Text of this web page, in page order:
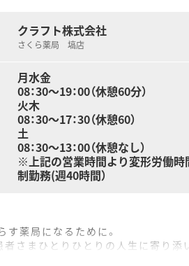
クラフト株式会社
さくら薬局 塙店
月水金
08：30～19：00（休憩60分）
火木
08：30～17：30（休憩60）
土
08：30～13：00（休憩なし）
※上記の営業時間より変形労働時
制勤務(週40時間）
す薬局になるために。
さまひとりひとりの人生に寄り